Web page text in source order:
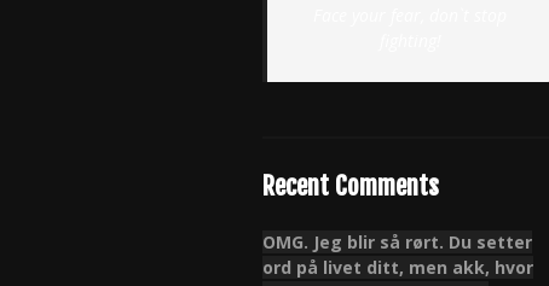
Recent Comments
OMG. Jeg blir så rørt. Du setter
ord på livet ditt, men akk, hvor